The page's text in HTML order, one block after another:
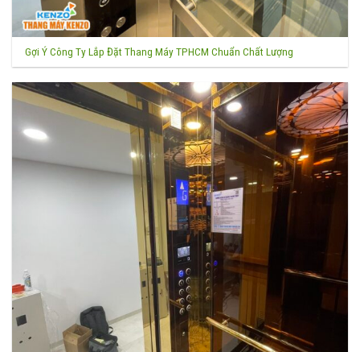
Gợi Ý Công Ty Lắp Đặt Thang Máy TPHCM Chuẩn Chất Lượng